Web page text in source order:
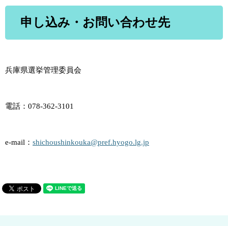
申し込み・お問い合わせ先
兵庫県選挙管理委員会
電話：078-362-3101
e-mail： shichoushinkouka@pref.hyogo.lg.jp